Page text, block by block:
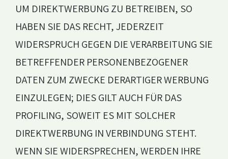
UM DIREKTWERBUNG ZU BETREIBEN, SO
HABEN SIE DAS RECHT, JEDERZEIT
WIDERSPRUCH GEGEN DIE VERARBEITUNG SIE
BETREFFENDER PERSONENBEZOGENER
DATEN ZUM ZWECKE DERARTIGER WERBUNG
EINZULEGEN; DIES GILT AUCH FÜR DAS
PROFILING, SOWEIT ES MIT SOLCHER
DIREKTWERBUNG IN VERBINDUNG STEHT.
WENN SIE WIDERSPRECHEN, WERDEN IHRE